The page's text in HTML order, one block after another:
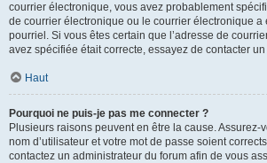
courrier électronique, vous avez probablement
de courrier électronique ou le courrier électronique a
pourriel. Si vous êtes certain que l’adresse de
avez spécifiée était correcte, essayez de contacter
Haut
Pourquoi ne puis-je pas me connecter ?
Plusieurs raisons peuvent en être la cause. Assurez-
nom d’utilisateur et votre mot de passe soient
contactez un administrateur du forum afin de vous